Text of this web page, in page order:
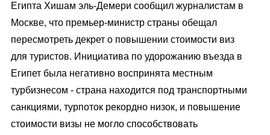
Египта Хишам эль-Демери сообщил журналистам в
Москве, что премьер-министр страны обещал
пересмотреть декрет о повышении стоимости виз
для туристов. Инициатива по удорожанию въезда в
Египет была негативно воспринята местным
турбизнесом - страна находится под транспортными
санкциями, турпоток рекордно низок, и повышение
стоимости визы не могло способствовать